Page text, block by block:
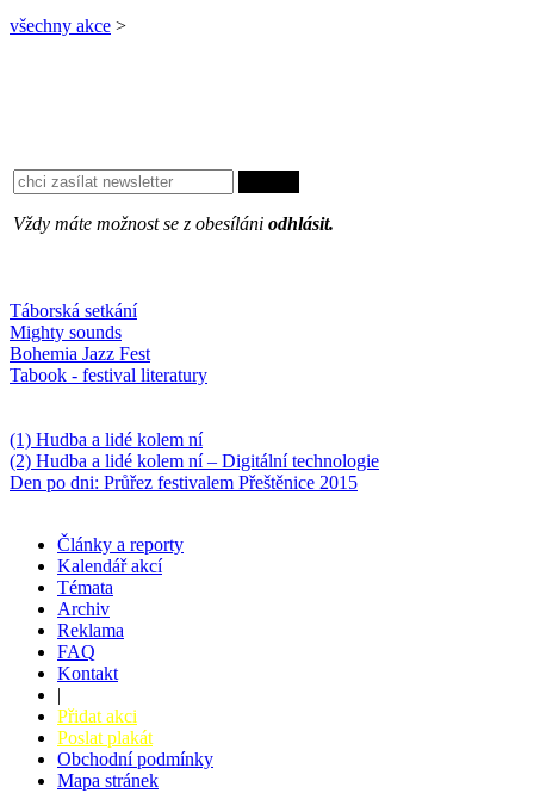
všechny akce >
Vždy máte možnost se z obesíláni odhlásit.
Táborská setkání
Mighty sounds
Bohemia Jazz Fest
Tabook - festival literatury
(1) Hudba a lidé kolem ní
(2) Hudba a lidé kolem ní – Digitální technologie
Den po dni: Průřez festivalem Přeštěnice 2015
Články a reporty
Kalendář akcí
Témata
Archiv
Reklama
FAQ
Kontakt
|
Přidat akci
Poslat plakát
Obchodní podmínky
Mapa stránek